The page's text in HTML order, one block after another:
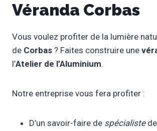
Véranda Corbas
Vous voulez profiter de la lumière
de Corbas ? Faites construire une
l’Atelier de l’Aluminium.
Notre entreprise vous fera profiter :
D’un savoir-faire de spécialistede